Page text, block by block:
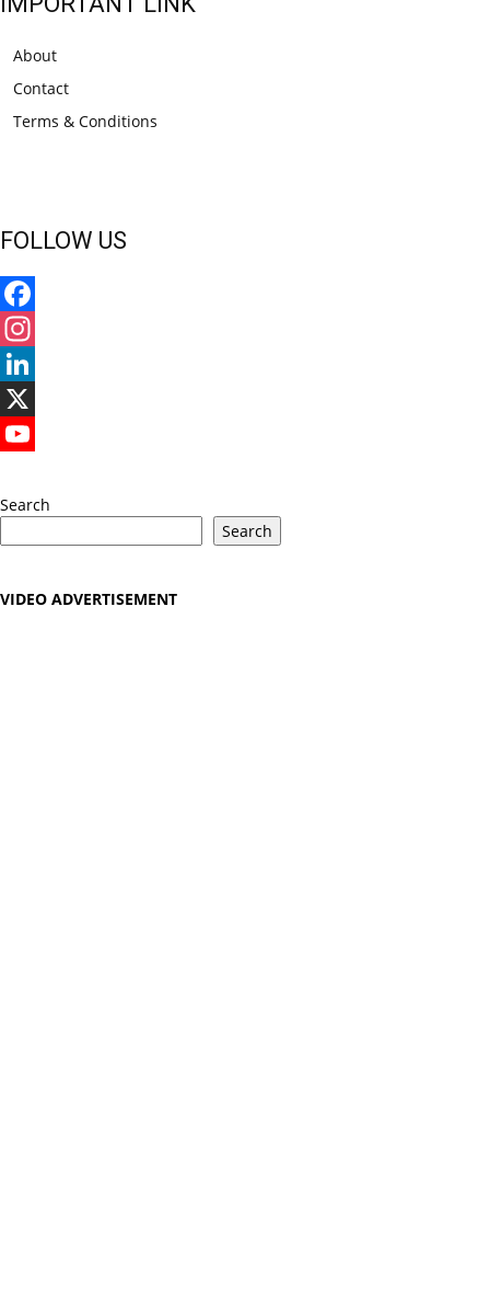
About
Contact
Terms & Conditions
FOLLOW US
Facebook
Instagram
LinkedIn
X
Search
Search
VIDEO ADVERTISEMENT